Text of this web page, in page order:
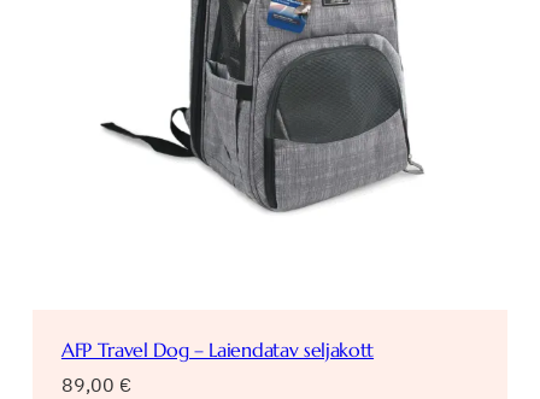
AFP Travel Dog – Laiendatav seljakott
89,00 €